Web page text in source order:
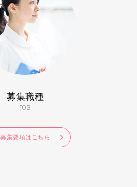
募集職種
JOB
募集要項はこちら